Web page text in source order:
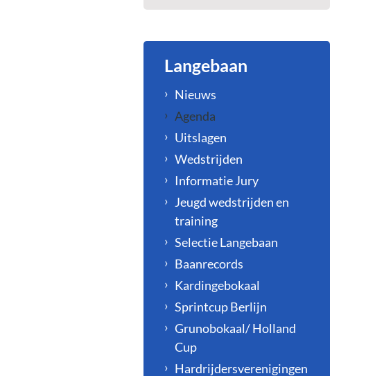
Langebaan
Nieuws
Agenda
Uitslagen
Wedstrijden
Informatie Jury
Jeugd wedstrijden en
training
Selectie Langebaan
Baanrecords
Kardingebokaal
Sprintcup Berlijn
Grunobokaal/ Holland
Cup
Hardrijdersverenigingen